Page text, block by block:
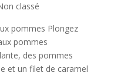
classé
pommes Plongez
pommes
des pommes
et un filet de caramel